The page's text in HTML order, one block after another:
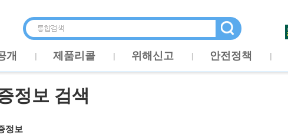
개 제품리콜 위해신고 안전정책
정보 검색
정보